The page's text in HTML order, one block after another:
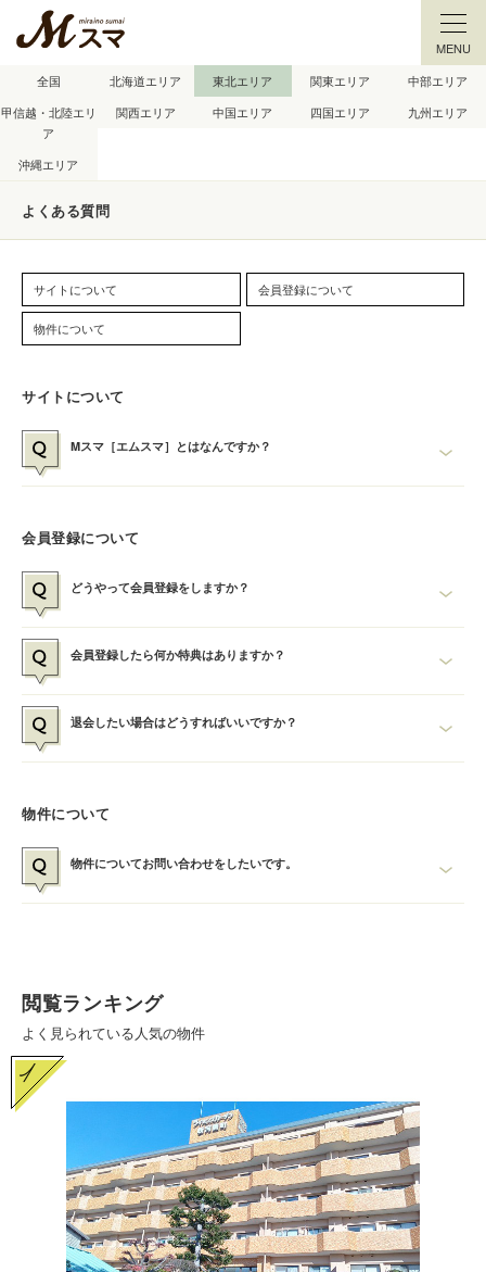
MENU
全国
北海道エリア 東北エリア 関東エリア
中部エリア
甲信越・北陸エリ
ア
関西エリア 中国エリア 四国エリア 九州エリア
沖縄エリア
よくある質問
サイトについて 会員登録について
物件について
サイトについて
Mスマ［エムスマ］とはなんですか？
で、ご希望の物件が見つかる不動産検索サイトです。
な不動産物件をご紹介いたします。
会員登録について
どうやって会員登録をしますか？
画面上部メニューにある「会員登録・ログイン」ボタンをクリックしてく
員登録が完了します。登録いただいたメールアドレス先にも登録内容をお
会員登録したら何か特典はありますか？
「お気に入り」機能が使えるようになります。
退会したい場合はどうすればいいですか？
退会時の注意事項が表示されますので、同意いただき「退会する」ボタン
物件について
物件についてお問い合わせをしたいです。
ご希望の問い合わせ方法をお選びいただけますので、ストレスなく担当会
社へのお問い合わせが可能です。
お問い合わせ：必要事項を入力していただきます。改めて、担当会社
からメールでご返答させていただきます。
【スマートフォン・タブレットの方】
お問い合わせ：ボタンをクリックすると、直接担当会社へお電話でき
ます。
閲覧ランキング
よく見られている人気の物件